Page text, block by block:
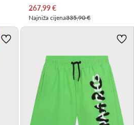
Trenutna cijena
267,99€
Najniža cijena335,90 €